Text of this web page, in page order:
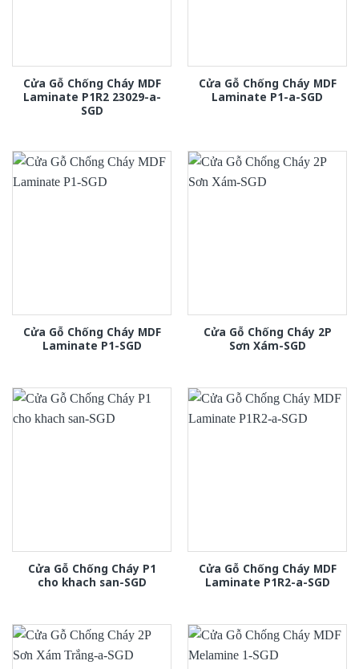
Cửa Gỗ Chống Cháy MDF
Laminate P1R2 23029-a-
SGD
Cửa Gỗ Chống Cháy MDF
Laminate P1-a-SGD
Cửa Gỗ Chống Cháy MDF
Laminate P1-SGD
Cửa Gỗ Chống Cháy 2P
Sơn Xám-SGD
Cửa Gỗ Chống Cháy P1
cho khach san-SGD
Cửa Gỗ Chống Cháy MDF
Laminate P1R2-a-SGD